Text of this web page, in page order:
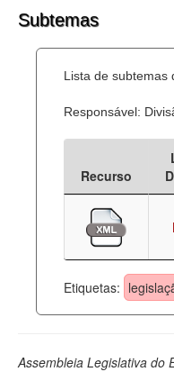
Dados Governamentais
Processo Legislativo
Deputados Estaduais
Administração
Legislação
Perguntas frequentes
Subtemas
Lista de subtemas
Responsável:
Recurso
Etiquetas:
Assembleia Legislativa do